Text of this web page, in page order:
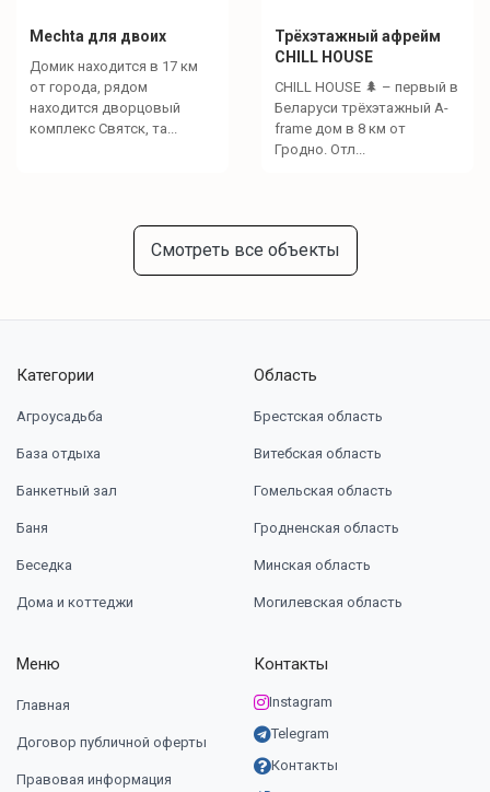
Mechta для двоих
Домик находится в 17 км
от города, рядом
находится дворцовый
комплекс Святск, та...
Трёхэтажный aфрейм
CHILL HOUSE
CHILL HOUSE 🌲 – первый в
Беларуси трёхэтажный A-
frame дом в 8 км от
Гродно. Отл...
Смотреть все объекты
Категории
Агроусадьба
База отдыха
Банкетный зал
Баня
Беседка
Дома и коттеджи
Область
Брестская область
Витебская область
Гомельская область
Гродненская область
Минская область
Могилевская область
Меню
Главная
Договор публичной оферты
Правовая информация
Контакты
Instagram
Telegram
Контакты